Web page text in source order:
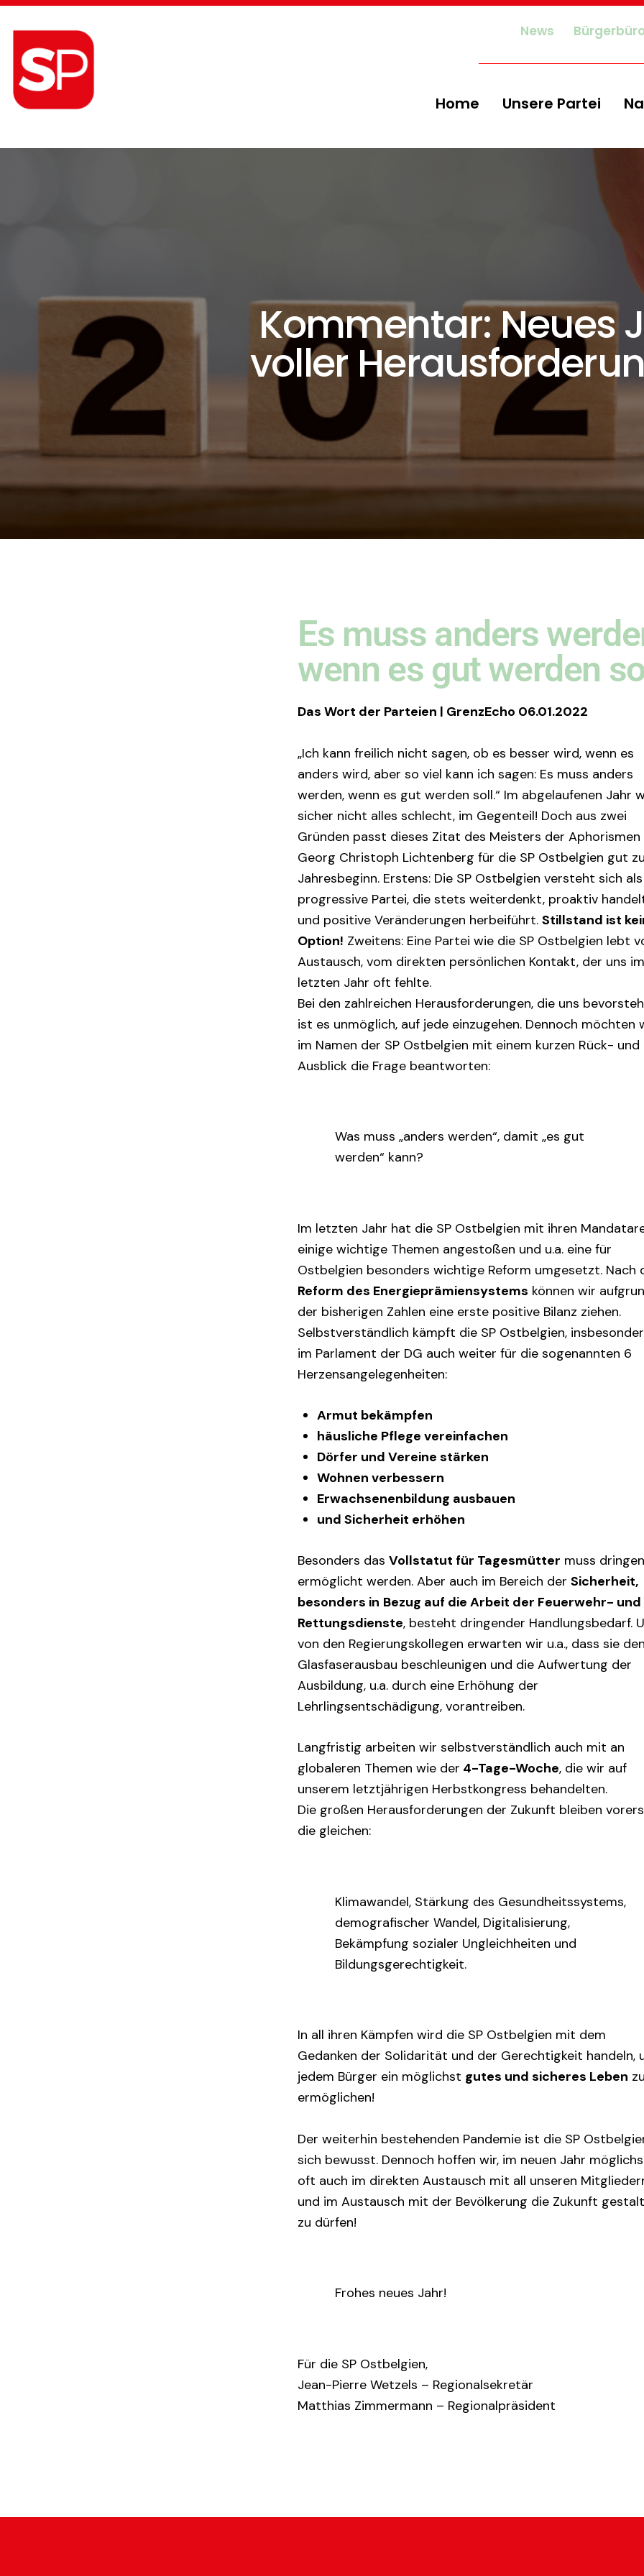
News
Home Unsere Partei
Kommentar: Neues
voller
Es muss anders
wenn es gut werden
Das Wort der Parteien | GrenzEcho 06.01.2022
„Ich kann freilich nicht sagen, ob es besser wird, wenn es
anders wird, aber so viel kann ich sagen: Es muss anders
werden, wenn es gut werden soll.“ Im abgelaufenen Jahr
sicher nicht alles schlecht, im Gegenteil! Doch aus zwei
Gründen passt dieses Zitat des Meisters der Aphorismen
Georg Christoph Lichtenberg für die SP Ostbelgien gut
Jahresbeginn. Erstens: Die SP Ostbelgien versteht sich als
progressive Partei, die stets weiterdenkt, proaktiv
und positive Veränderungen herbeiführt.Stillstand ist
Option! Zweitens: Eine Partei wie die SP Ostbelgien lebt
Austausch, vom direkten persönlichen Kontakt, der uns im
letzten Jahr oft fehlte.
Bei den zahlreichen Herausforderungen, die uns
ist es unmöglich, auf jede einzugehen. Dennoch möchten
im Namen der SP Ostbelgien mit einem kurzen Rück- und
Ausblick die Frage beantworten:
Was muss „anders werden“, damit „es gut
werden“ kann?
Im letzten Jahr hat die SP Ostbelgien mit ihren
einige wichtige Themen angestoßen und u.a. eine für
Ostbelgien besonders wichtige Reform umgesetzt. Nach
Reform des Energieprämiensystems können wir
der bisherigen Zahlen eine erste positive Bilanz ziehen.
Selbstverständlich kämpft die SP Ostbelgien,
im Parlament der DG auch weiter für die sogenannten 6
Herzensangelegenheiten:
Armut bekämpfen
häusliche Pflege vereinfachen
Dörfer und Vereine stärken
Wohnen verbessern
Erwachsenenbildung ausbauen
und Sicherheit erhöhen
Besonders dasVollstatut für Tagesmütter muss
ermöglicht werden. Aber auch im Bereich derSicherheit,
besonders in Bezug auf die Arbeit der Feuerwehr- und
Rettungsdienste, besteht dringender Handlungsbedarf.
von den Regierungskollegen erwarten wir u.a., dass sie den
Glasfaserausbau beschleunigen und die Aufwertung der
Ausbildung, u.a. durch eine Erhöhung der
Lehrlingsentschädigung, vorantreiben.
Langfristig arbeiten wir selbstverständlich auch mit an
globaleren Themen wie der 4-Tage-Woche, die wir auf
unserem letztjährigen Herbstkongress behandelten.
Die großen Herausforderungen der Zukunft bleiben
die gleichen:
Klimawandel, Stärkung des Gesundheitssystems,
demografischer Wandel, Digitalisierung,
Bekämpfung sozialer Ungleichheiten und
Bildungsgerechtigkeit.
In all ihren Kämpfen wird die SP Ostbelgien mit dem
Gedanken der Solidarität und der Gerechtigkeit handeln,
jedem Bürger ein möglichst gutes und sicheres Leben zu
ermöglichen!
Der weiterhin bestehenden Pandemie ist die SP
sich bewusst. Dennoch hoffen wir, im neuen Jahr
oft auch im direkten Austausch mit all unseren
und im Austausch mit der Bevölkerung die Zukunft
zu dürfen!
Frohes neues Jahr!
Für die SP Ostbelgien,
Jean-Pierre Wetzels – Regionalsekretär
Matthias Zimmermann – Regionalpräsident